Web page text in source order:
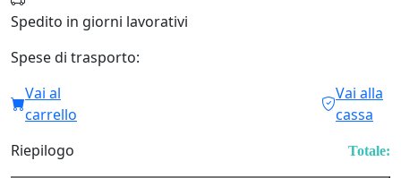
Spedito in giorni lavorativi
Spese di trasporto:
Vai al
carrello
Vai alla
cassa
Riepilogo
Totale: